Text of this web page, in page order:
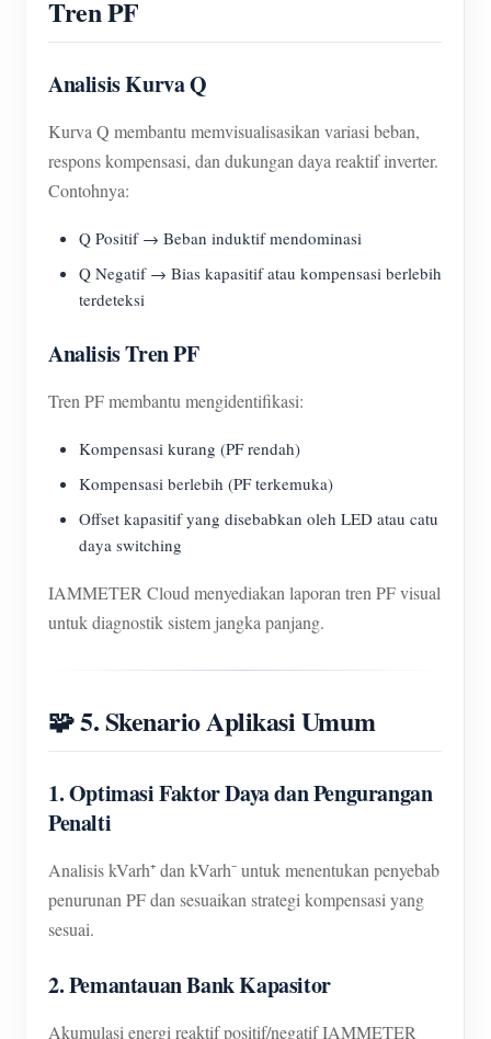
Tren PF
Analisis Kurva Q
Kurva Q membantu memvisualisasikan variasi beban,
respons kompensasi, dan dukungan daya reaktif inverter.
Contohnya:
Q Positif → Beban induktif mendominasi
Q Negatif → Bias kapasitif atau kompensasi berlebih
terdeteksi
Analisis Tren PF
Tren PF membantu mengidentifikasi:
Kompensasi kurang (PF rendah)
Kompensasi berlebih (PF terkemuka)
Offset kapasitif yang disebabkan oleh LED atau catu
daya switching
IAMMETER Cloud menyediakan laporan tren PF visual
untuk diagnostik sistem jangka panjang.
🧩 5. Skenario Aplikasi Umum
1. Optimasi Faktor Daya dan Pengurangan
Penalti
Analisis kVarh⁺ dan kVarh⁻ untuk menentukan penyebab
penurunan PF dan sesuaikan strategi kompensasi yang
sesuai.
2. Pemantauan Bank Kapasitor
Akumulasi energi reaktif positif/negatif IAMMETER